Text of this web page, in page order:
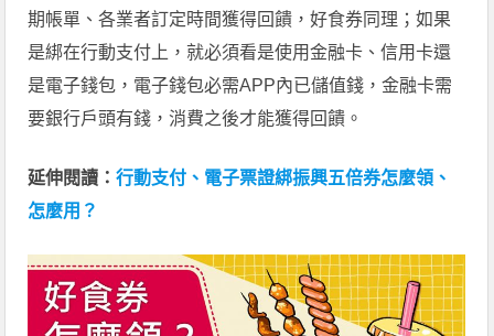
期帳單、各業者訂定時間獲得回饋，好食券同理；如果
是綁在行動支付上，就必須看是使用金融卡、信用卡還
是電子錢包，電子錢包必需APP內已儲值錢，金融卡需
要銀行戶頭有錢，消費之後才能獲得回饋。
延伸閱讀：行動支付、電子票證綁振興五倍券怎麼領、
怎麼用？